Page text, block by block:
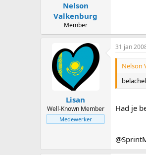
Nelson
Valkenburg
Member
Lisan
Well-Known Member
Medewerker
31 jan
Nelson
Had je